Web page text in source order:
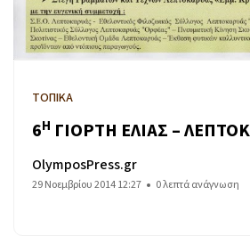
ΤΟΠΙΚΑ
6Η ΓΙΟΡΤΗ ΕΛΙΑΣ –
OlymposPress.gr
29 Νοεμβρίου 2014 12:27 0 λεπτά ανάγνωση